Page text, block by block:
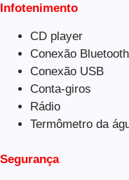
Infotenimento
CD player
Conexão Bluetooth
Conexão USB
Conta-giros
Rádio
Termômetro da
Segurança